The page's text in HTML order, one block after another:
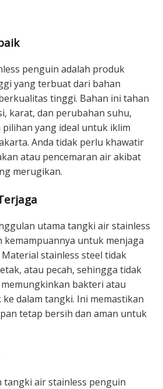
penguin adalah produk
yang terbuat dari bahan
tinggi. Bahan ini tahan
karat, dan perubahan suhu,
pilihan yang ideal untuk iklim
Anda tidak perlu khawatir
atau pencemaran air akibat
merugikan.
utama tangki air stainless
kemampuannya untuk menjaga
stainless steel tidak
atau pecah, sehingga tidak
memungkinkan bakteri atau
dalam tangki. Ini memastikan
tetap bersih dan aman untuk
tangki air stainless penguin